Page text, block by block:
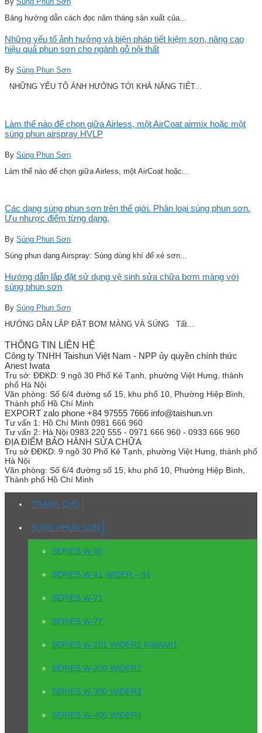
Bảng hướng dẫn cách đọc năm tháng sản xuất của...
Những yếu tố ảnh hưởng và biện pháp tiết kiệm sơn, nâng cao
hiệu quả phun sơn cho ngành gỗ nội thất
By Súng Phun Sơn
NHỮNG YẾU TỐ ẢNH HƯỞNG TỚI KHẢ NĂNG TIẾT...
Làm thế nào để chọn giữa Airless, một AirCoat airmix hoặc một
súng phun airspray HVLP
By Súng Phun Sơn
Làm thế nào để chọn giữa Airless, một AirCoat hoặc...
Các dạng súng phun sơn trên thế giới. Phân loại súng phun sơn.
Ưu nhược điểm từng dạng.
By Súng Phun Sơn
Súng phun dạng Airspray: Súng dùng khí để xé sơn...
Hướng dẫn lắp đặt sử dụng vệ sinh sửa chữa bơm màng với
súng phun sơn
By Súng Phun Sơn
HƯỚNG DẪN LẮP ĐẶT BƠM MÀNG VÀ SÚNG Tất...
THÔNG TIN LIÊN HỆ
Công ty TNHH Taishun Việt Nam - NPP ủy quyền chính thức
Anest Iwata
Trụ sở: ĐĐKD: 9 ngõ 30 Phố Kẻ Tạnh, phường Việt Hưng, thành
phố Hà Nội
Văn phòng: Số 6/4 đường số 15, khu phố 10, Phường Hiệp Bình,
Thành phố Hồ Chí Minh
EXPORT zalo phone +84 97555 7666 info@taishun.vn
Tư vấn 1: Hồ Chí Minh 0981 666 960
Tư vấn 2: Hà Nội 0983 220 555 - 0971 666 960 - 0933 666 960
ĐỊA ĐIỂM BẢO HÀNH SỬA CHỮA
Trụ sở ĐĐKD: 9 ngõ 30 Phố Kẻ Tạnh, phường Việt Hưng, thành phố
Hà Nội
Văn phòng: Số 6/4 đường số 15, khu phố 10, Phường Hiệp Bình,
Thành phố Hồ Chí Minh
TRANG CHỦ
SÚNG PHUN SƠN
SERIES W-50
SERIES W-61 WIDER – 61
SERIES W-71
SERIES W-77
SERIES W-101 WIDER1 KIWAMI1
SERIES W-200 WIDER2
SERIES W-300 WIDER3
SERIES W-400 WIDER4